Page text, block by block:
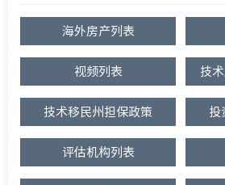
海外房产列表
视频列表 技
技术移民州担保政策 投
评估机构列表